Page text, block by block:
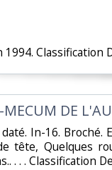
1994. Classification
MECUM DE
In-16. Broché.
tête, Quelques
. . . Classification